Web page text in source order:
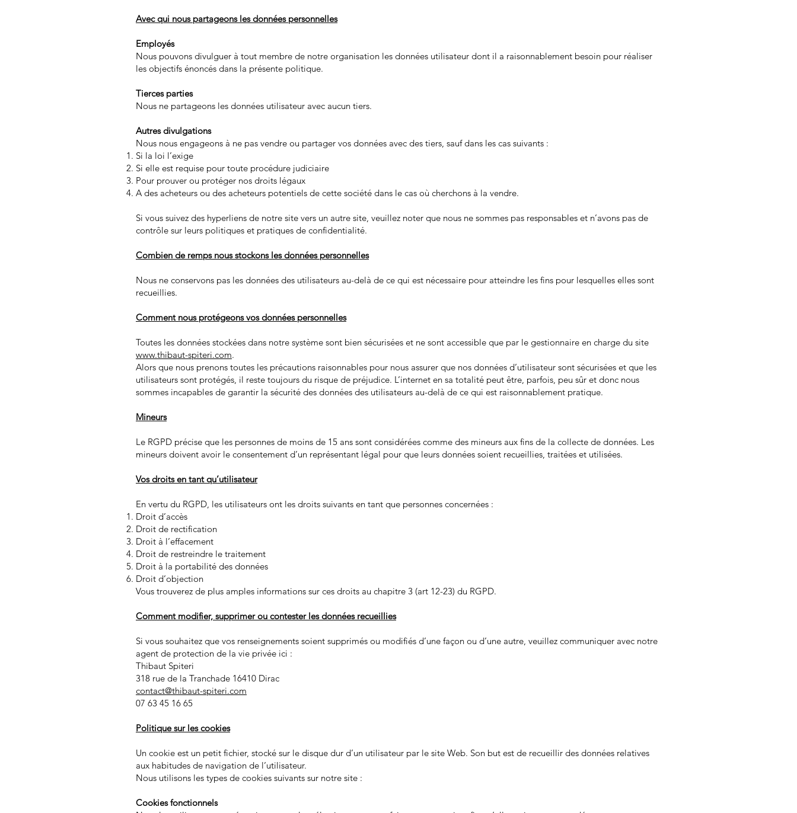
Avec qui nous partageons les données personnelles
Employés
Nous pouvons divulguer à tout membre de notre organisation les données utilisateur dont il a raisonnablement besoin pour réaliser
les objectifs énoncés dans la présente politique.
Tierces parties
Nous ne partageons les données utilisateur avec aucun tiers.
Autres divulgations
Nous nous engageons à ne pas vendre ou partager vos données avec des tiers, sauf dans les cas suivants :
Si la loi l’exige
Si elle est requise pour toute procédure judiciaire
Pour prouver ou protéger nos droits légaux
A des acheteurs ou des acheteurs potentiels de cette société dans le cas où cherchons à la vendre.
Si vous suivez des hyperliens de notre site vers un autre site, veuillez noter que nous ne sommes pas responsables et n’avons pas de
contrôle sur leurs politiques et pratiques de confidentialité.
Combien de remps nous stockons les données personnelles
Nous ne conservons pas les données des utilisateurs au-delà de ce qui est nécessaire pour atteindre les fins pour lesquelles elles sont
recueillies.
Comment nous protégeons vos données personnelles
Toutes les données stockées dans notre système sont bien sécurisées et ne sont accessible que par le gestionnaire en charge du site
www.thibaut-spiteri.com.
Alors que nous prenons toutes les précautions raisonnables pour nous assurer que nos données d’utilisateur sont sécurisées et que les
utilisateurs sont protégés, il reste toujours du risque de préjudice. L’internet en sa totalité peut être, parfois, peu sûr et donc nous
sommes incapables de garantir la sécurité des données des utilisateurs au-delà de ce qui est raisonnablement pratique.
Mineurs
Le RGPD précise que les personnes de moins de 15 ans sont considérées comme des mineurs aux fins de la collecte de données. Les
mineurs doivent avoir le consentement d’un représentant légal pour que leurs données soient recueillies, traitées et utilisées.
Vos droits en tant qu’utilisateur
En vertu du RGPD, les utilisateurs ont les droits suivants en tant que personnes concernées :
Droit d’accès
Droit de rectification
Droit à l’effacement
Droit de restreindre le traitement
Droit à la portabilité des données
Droit d’objection
Vous trouverez de plus amples informations sur ces droits au chapitre 3 (art 12-23) du RGPD.
Comment modifier, supprimer ou contester les données recueillies
Si vous souhaitez que vos renseignements soient supprimés ou modifiés d’une façon ou d’une autre, veuillez communiquer avec notre
agent de protection de la vie privée ici :
Thibaut Spiteri
318 rue de la Tranchade 16410 Dirac
contact@thibaut-spiteri.com
07 63 45 16 65
Politique sur les cookies
Un cookie est un petit fichier, stocké sur le disque dur d’un utilisateur par le site Web. Son but est de recueillir des données relatives
aux habitudes de navigation de l’utilisateur.
Nous utilisons les types de cookies suivants sur notre site :
Cookies fonctionnels